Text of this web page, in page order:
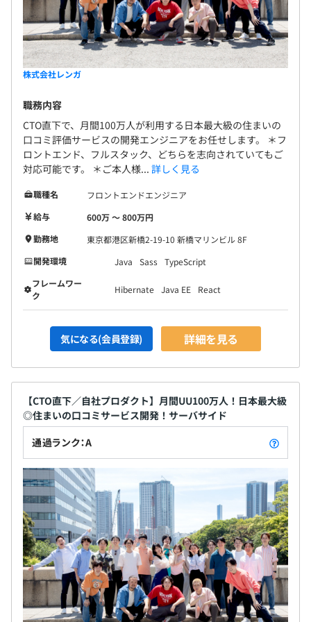
・CTOとの月次1on1MTGがあり、課題や悩みは勿論のこ
と日々考えていることを共有・相談できる機会がありま
す。
・評価については能力・実績はもちろんプロセスや行動指
針なども考慮し、評価をします。
・「良いタスクを持っている人が良い評価を受ける可能性
が高まる」というタスクによる不平等を無くす取り組みを
しています。
●代表取締役CEO、取締役COO、取締役CTO、エンジニア
11名、UIデザイナー2名、WEBデザイナー1名、データ＆
CS系2名。その他、アルバイトはその時々で変動し10名是
前後（リモート作業中心）。
●今回募集しているエンジニアは、取締役CTO直下のポジ
ションです。同じく直下に11名エンジニアがいます。エン
ジニア職に上下関係は無く全員フラットです。上下関係の
無さがコミュニケーションをより活発にしています。
●経営陣3名はそれぞれ別のベンチャー企業で経営経験が
あるため、どのような戦略で進むべきかのすべての知見を
レンガに注入しています。またそれらの全体戦略にもエン
ジニアが関わることができます。
株式会社レンガ
職務内容
CTO直下で、月間100万人が利用する日本最大級の住まいの
口コミ評価サービスの開発エンジニアをお任せします。 ＊フ
ロントエンド、フルスタック、どちらを志向されていてもご
対応可能です。 ＊ご本人様... 詳しく見る
職種名
フロントエンドエンジニア
給与
600万 〜 800万円
勤務地
東京都港区新橋2-19-10 新橋マリンビル 8F
開発環境
Java Sass TypeScript
フレームワー
ク
Hibernate Java EE React
気になる(会員登録) 詳細を見る
【CTO直下／自社プロダクト】月間UU100万人！日本最大級
◎住まいの口コミサービス開発！サーバサイド
通過ランク：A